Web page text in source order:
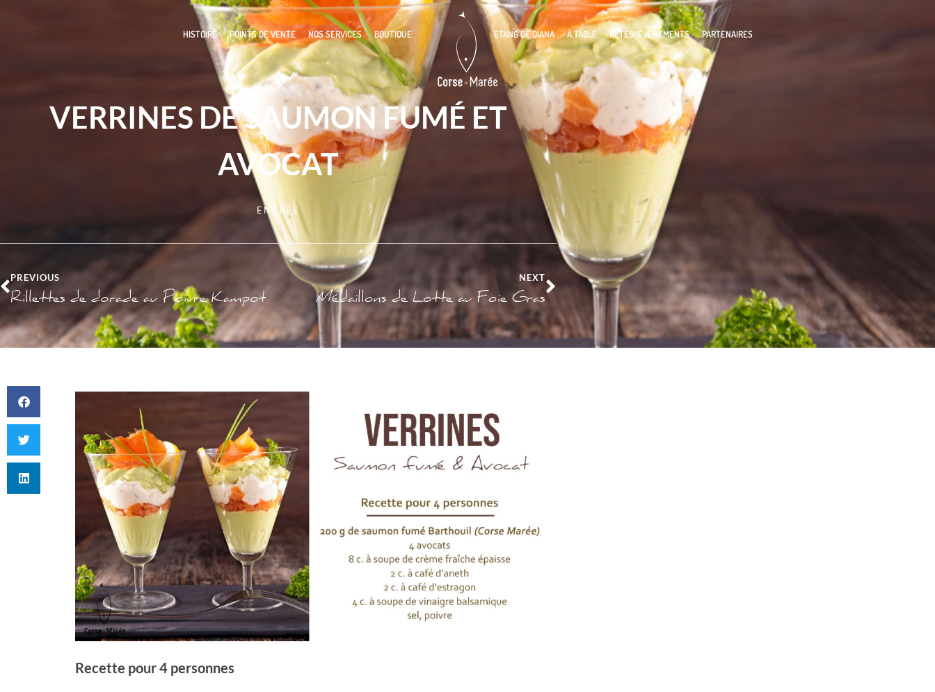
HISTOIRE POINTS DE VENTE NOS SERVICES BOUTIQUE ETANG DE DIANA À TABLE FÊTES/ÉVÉNEMENTS PARTENAIRES
VERRINES DE SAUMON FUMÉ ET
AVOCAT
ENTRÉE
PREVIOUS
Rillettes de dorade au Poivre Kampot
NEXT
Médaillons de Lotte au Foie Gras
Recette pour 4 personnes